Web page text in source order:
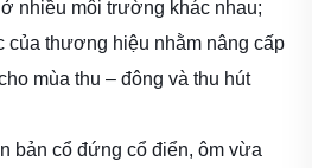
nhiều môi trường khác nhau;
của thương hiệu nhằm nâng cấp
mùa thu – đông và thu hút
bản cổ đứng cổ điển, ôm vừa